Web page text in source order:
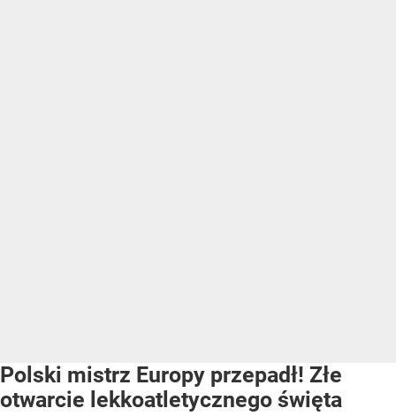
Polski mistrz Europy przepadł! Złe
otwarcie lekkoatletycznego święta